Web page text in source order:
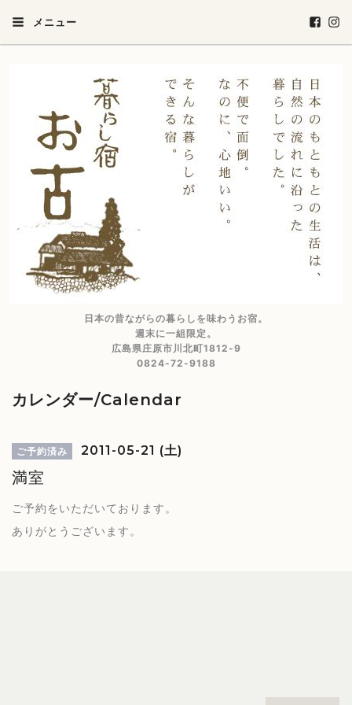
メニュー
日本の昔ながらの暮らしを味わうお宿。
週末に一組限定。
広島県庄原市川北町1812-9
0824-72-9188
カレンダー/Calendar
ご予約済み 2011-05-21 (土)
満室
ご予約をいただいております。
ありがとうございます。